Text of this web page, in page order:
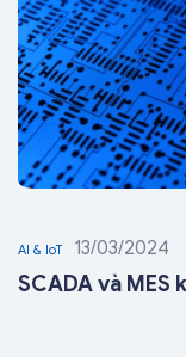
AI & IoT 13/03/2024
SCADA và MES